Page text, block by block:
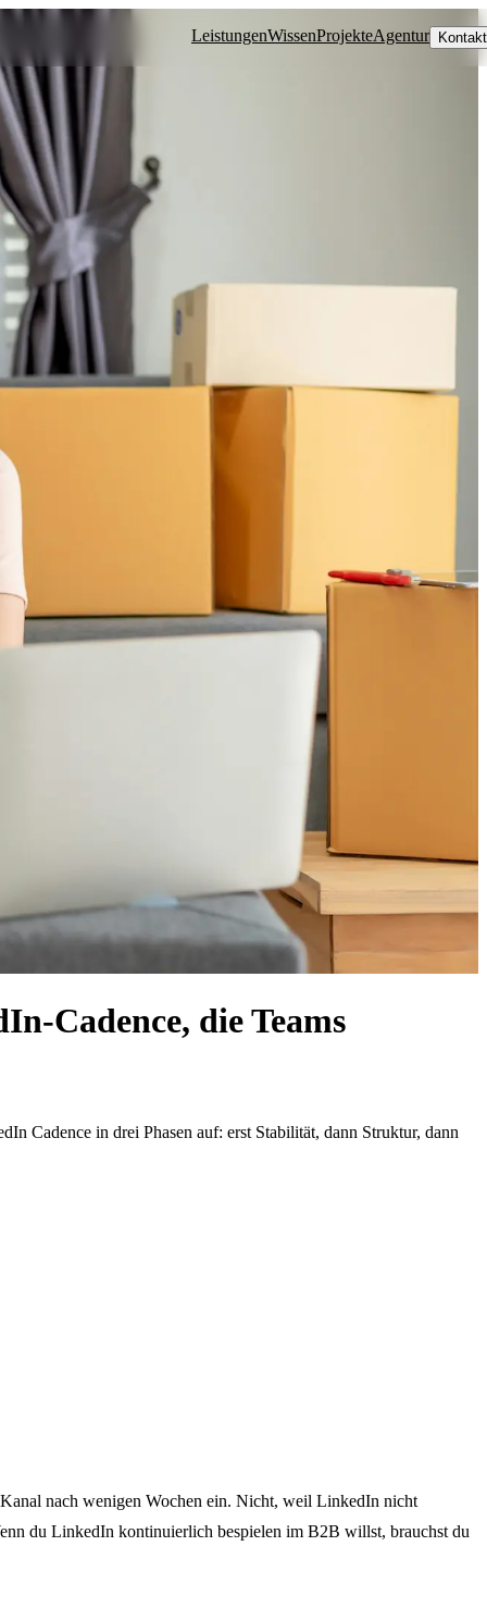
LeistungenWissenProjekteAgentur Kontakt
Cadence, die Teams
Cadence in drei Phasen auf: erst Stabilität, dann Struktur, dann
nach wenigen Wochen ein. Nicht, weil LinkedIn nicht
du LinkedIn kontinuierlich bespielen im B2B willst, brauchst du